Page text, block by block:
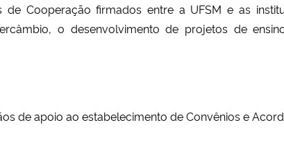
de Cooperação firmados entre a UFSM e as
o desenvolvimento de projetos de
apoio ao estabelecimento de Convênios e